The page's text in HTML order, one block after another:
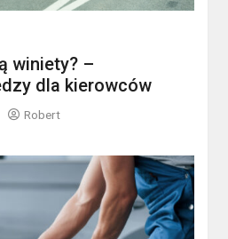
winiety? –
dla kierowców
Robert